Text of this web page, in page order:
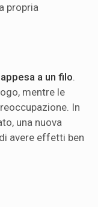
propria
appesa a un filo
mentre le
In
una nuova
avere effetti ben